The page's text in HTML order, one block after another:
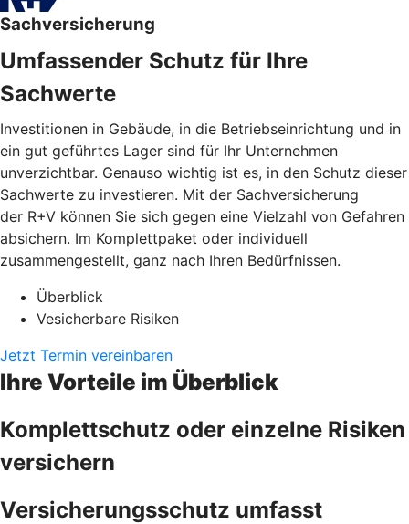
Sachversicherung
Umfassender Schutz für Ihre
Sachwerte
Investitionen in Gebäude, in die Betriebseinrichtung und in
ein gut geführtes Lager sind für Ihr Unternehmen
unverzichtbar. Genauso wichtig ist es, in den Schutz dieser
Sachwerte zu investieren. Mit der Sachversicherung
der R+V können Sie sich gegen eine Vielzahl von Gefahren
absichern. Im Komplettpaket oder individuell
zusammengestellt, ganz nach Ihren Bedürfnissen.
Überblick
Vesicherbare Risiken
Jetzt Termin vereinbaren
Ihre Vorteile im Überblick
Komplettschutz oder einzelne Risiken
versichern
Versicherungsschutz umfasst